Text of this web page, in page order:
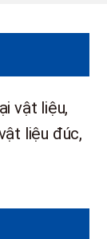
vật liệu,
liệu đúc,